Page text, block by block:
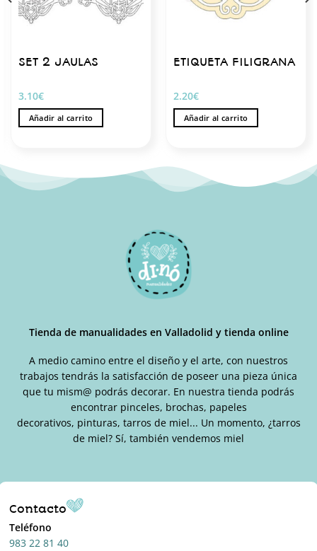
SET 2 JAULAS
3.10€
Añadir al carrito
ETIQUETA FILIGRANA
2.20€
Añadir al carrito
Tienda de manualidades en Valladolid y tienda online
A medio camino entre el diseño y el arte, con nuestros
trabajos tendrás la satisfacción de poseer una pieza única
que tu mism@ podrás decorar. En nuestra tienda podrás
encontrar pinceles, brochas, papeles
decorativos, pinturas, tarros de miel... Un momento, ¿tarros
de miel? Sí, también vendemos miel
Contacto
Teléfono
983 22 81 40